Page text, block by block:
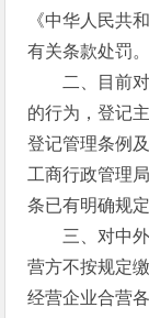
《中华人民共
有关条款处罚。
二、目前
的行为，登记
登记管理条例
工商行政管理
条已有明确规
三、对中
营方不按规定
经营企业合营